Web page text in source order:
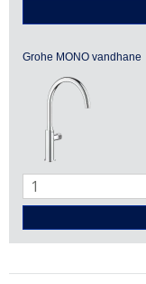
Grohe MONO vandhane